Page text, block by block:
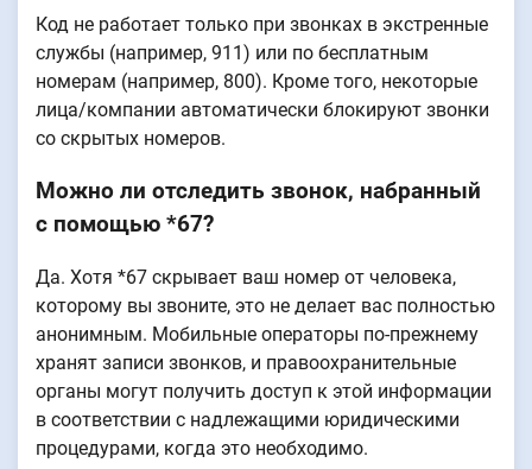
Код не работает только при звонках в экстренные
службы (например, 911) или по бесплатным
номерам (например, 800). Кроме того, некоторые
лица/компании автоматически блокируют звонки
со скрытых номеров.
Можно ли отследить звонок, набранный
с помощью *67?
Да. Хотя *67 скрывает ваш номер от человека,
которому вы звоните, это не делает вас полностью
анонимным. Мобильные операторы по-прежнему
хранят записи звонков, и правоохранительные
органы могут получить доступ к этой информации
в соответствии с надлежащими юридическими
процедурами, когда это необходимо.